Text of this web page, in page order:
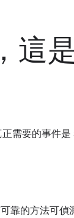
這
需要的事件是
靠的方法可